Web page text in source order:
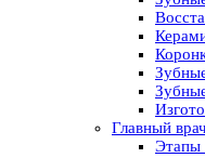
Главный врач
Этапы